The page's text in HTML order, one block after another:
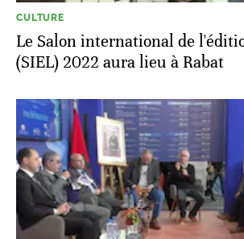
CULTURE
Le Salon international de
(SIEL) 2022 aura lieu à Rabat